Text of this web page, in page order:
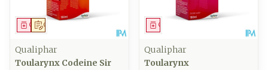
Op voorschrift
Geneesmiddel
Qualiphar
Toularynx Codeine Sir
Geneesmiddel
Qualiphar
Toularynx